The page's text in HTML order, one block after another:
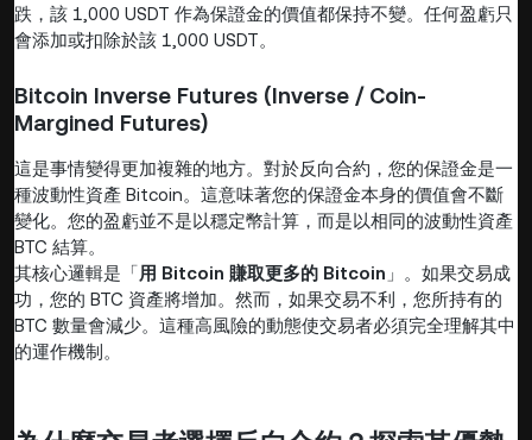
跌，該 1,000 USDT 作為保證金的價值都保持不變。任何盈虧只
會添加或扣除於該 1,000 USDT。
Bitcoin Inverse Futures (Inverse / Coin-
Margined Futures)
這是事情變得更加複雜的地方。對於反向合約，您的保證金是一
種波動性資產 Bitcoin。這意味著您的保證金本身的價值會不斷
變化。您的盈虧並不是以穩定幣計算，而是以相同的波動性資產
BTC 結算。
其核心邏輯是「用 Bitcoin 賺取更多的 Bitcoin 」。如果交易成
功，您的 BTC 資產將增加。然而，如果交易不利，您所持有的
BTC 數量會減少。這種高風險的動態使交易者必須完全理解其中
的運作機制。